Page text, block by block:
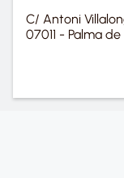
C/ Antoni
07011 - Palma